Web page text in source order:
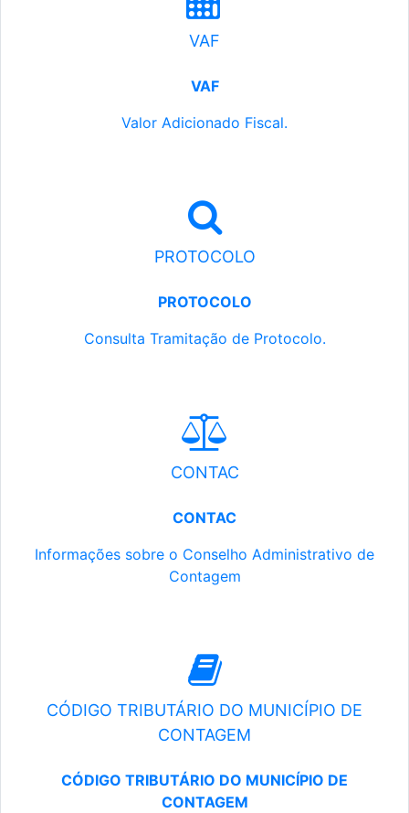
VAF
VAF
Valor Adicionado Fiscal.
PROTOCOLO
PROTOCOLO
Consulta Tramitação de Protocolo.
CONTAC
CONTAC
Informações sobre o Conselho Administrativo de
Contagem
CÓDIGO TRIBUTÁRIO DO MUNICÍPIO DE
CONTAGEM
CÓDIGO TRIBUTÁRIO DO MUNICÍPIO DE
CONTAGEM